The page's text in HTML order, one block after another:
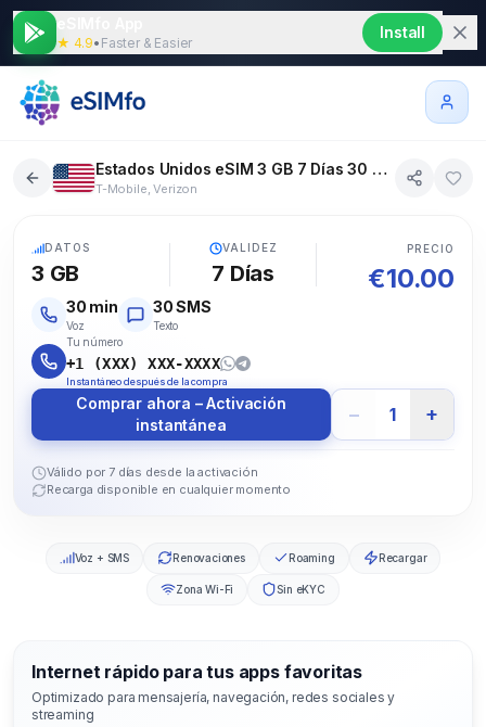
★ 4.9• Faster & Easier
Install
Estados Unidos eSIM 3 GB 7 Días 30 SMS 30 Voz
T-Mobile, Verizon
DATOS
3 GB
VALIDEZ
7 Días
PRECIO
€10.00
30 min
Voz
30 SMS
Texto
Tu número
+1 (XXX) XXX-XXXX
Instantáneo después de la compra
Comprar ahora – Activación
instantánea
− 1 +
Válido por 7 días desde la activación
Recarga disponible en cualquier momento
Voz + SMS Renovaciones Roaming Recargar
Zona Wi-Fi Sin eKYC
Internet rápido para tus apps favoritas
Optimizado para mensajería, navegación, redes sociales y
streaming